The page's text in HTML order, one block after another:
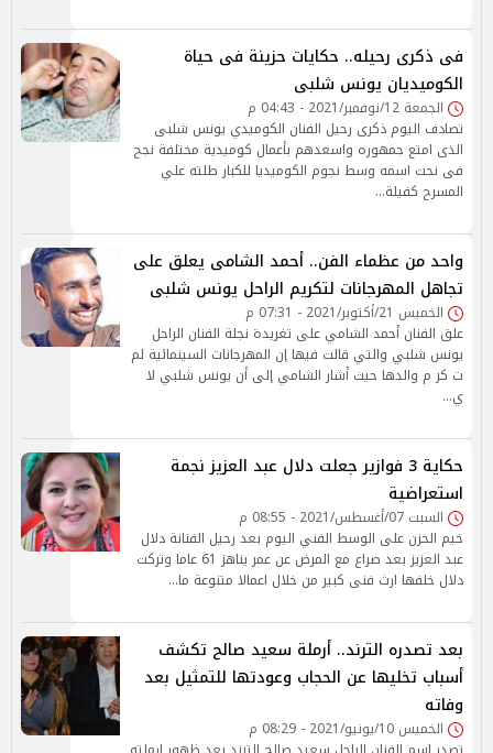
فى ذكرى رحيله.. حكايات حزينة فى حياة
الكوميديان يونس شلبى
الجمعة 12/نوفمبر/2021 - 04:43 م
تصادف اليوم ذكرى رحيل الفنان الكوميدي يونس شلبى
الذى امتع جمهوره واسعدهم بأعمال كوميدية مختلفة نجح
فى نحت اسمه وسط نجوم الكوميديا للكبار طلته علي
المسرح كفيلة…
واحد من عظماء الفن.. أحمد الشامى يعلق على
تجاهل المهرجانات لتكريم الراحل يونس شلبى
الخميس 21/أكتوبر/2021 - 07:31 م
علق الفنان أحمد الشامي على تغريدة نجلة الفنان الراحل
يونس شلبي والتي قالت فيها إن المهرجانات السينمائية لم
ت كر م والدها حيث أشار الشامي إلى أن يونس شلبي لا
ي…
حكاية 3 فوازير جعلت دلال عبد العزيز نجمة
استعراضية
السبت 07/أغسطس/2021 - 08:55 م
خيم الحزن على الوسط الفني اليوم بعد رحيل الفنانة دلال
عبد العزيز بعد صراع مع المرض عن عمر يناهز 61 عاما وتركت
دلال خلفها ارث فنى كبير من خلال اعمالا متنوعة ما…
بعد تصدره الترند.. أرملة سعيد صالح تكشف
أسباب تخليها عن الحجاب وعودتها للتمثيل بعد
وفاته
الخميس 10/يونيو/2021 - 08:29 م